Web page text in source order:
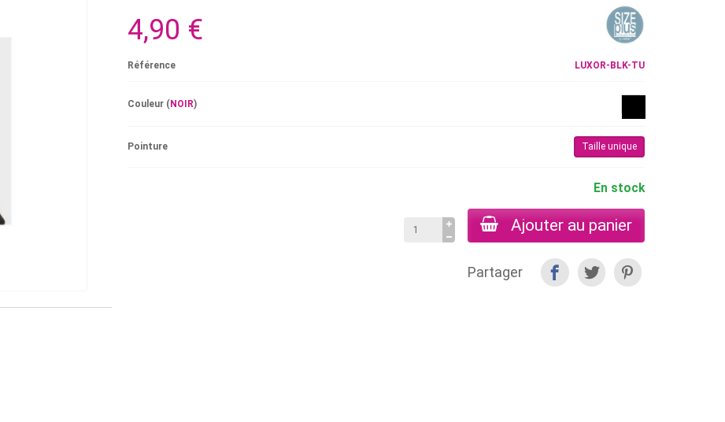
4,90 €
Référence LUXOR-BLK-TU
Couleur ( NOIR)
Pointure Taille unique
En stock
Ajouter au panier
Partager